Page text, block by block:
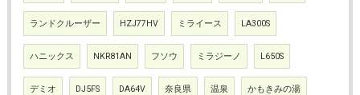
ランドクルーザー HZJ77HV ミライース LA300S
ハニックス NKR81AN フソウ ミラジーノ L650S
デミオ DJ5FS DA64V 奈良県 温泉 かもきみの湯